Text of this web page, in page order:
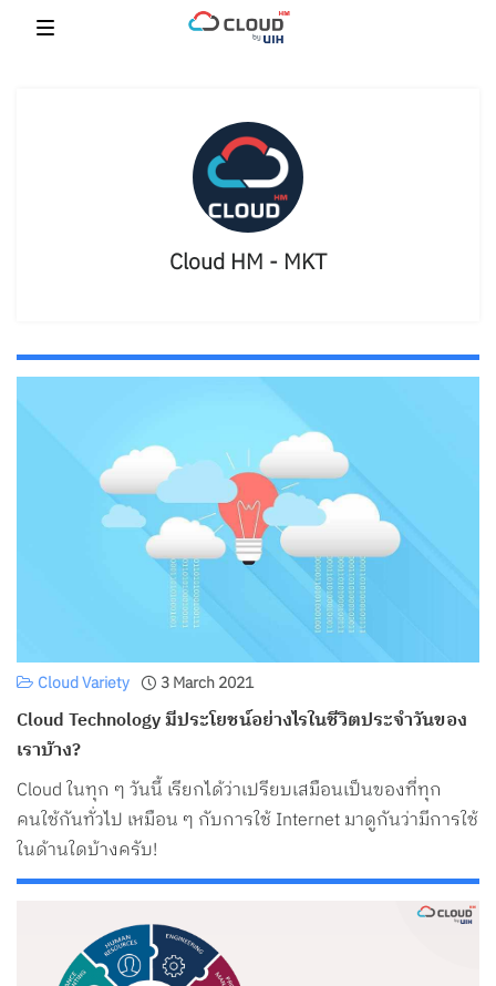
Cloud HM - MKT
3 March 2021
Cloud Variety
Cloud Technology มีประโยชน์อย่างไรในชีวิตประจำวันของ
เราบ้าง?
Cloud ในทุก ๆ วันนี้ เรียกได้ว่าเปรียบเสมือนเป็นของที่ทุก
คนใช้กันทั่วไป เหมือน ๆ กับการใช้ Internet มาดูกันว่ามีการใช้
ในด้านใดบ้างครับ!